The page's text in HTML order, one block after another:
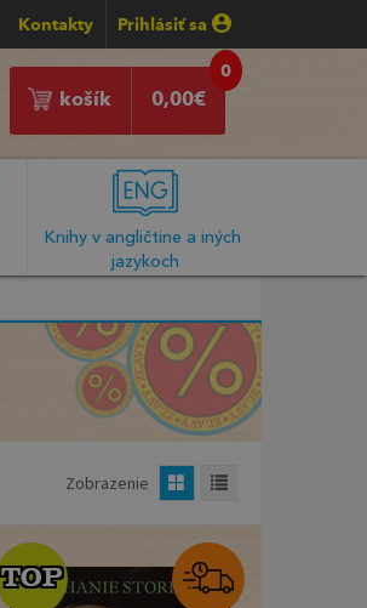
Kontakty Prihlásiť sa
0
0,00€
košík
Knihy v angličtine a iných
jazykoch
Zobrazenie
TOP
TOP